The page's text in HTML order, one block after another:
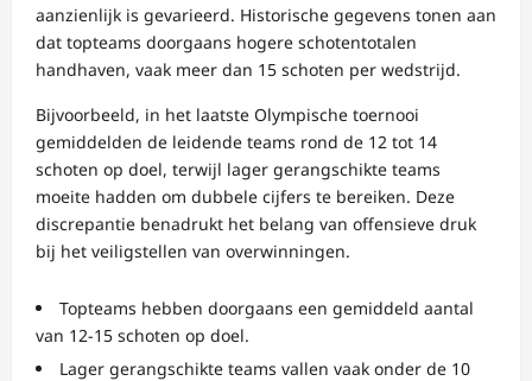
aanzienlijk is gevarieerd. Historische gegevens tonen aan
dat topteams doorgaans hogere schotentotalen
handhaven, vaak meer dan 15 schoten per wedstrijd.
Bijvoorbeeld, in het laatste Olympische toernooi
gemiddelden de leidende teams rond de 12 tot 14
schoten op doel, terwijl lager gerangschikte teams
moeite hadden om dubbele cijfers te bereiken. Deze
discrepantie benadrukt het belang van offensieve druk
bij het veiligstellen van overwinningen.
Topteams hebben doorgaans een gemiddeld aantal
van 12-15 schoten op doel.
Lager gerangschikte teams vallen vaak onder de 10